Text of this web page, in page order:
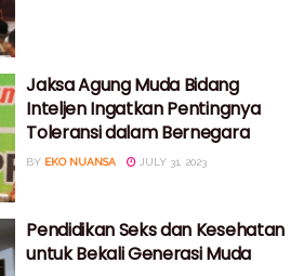
Jaksa Agung Muda Bidang
Inteljen Ingatkan Pentingnya
Toleransi dalam Bernegara
BY EKO NUANSA JULY 31, 2023
Pendidikan Seks dan Kesehatan
untuk Bekali Generasi Muda